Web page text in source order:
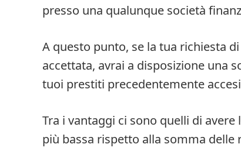
presso una qualunque società
A questo punto, se la tua richiesta
accettata, avrai a disposizione una
tuoi prestiti precedentemente
Tra i vantaggi ci sono quelli di
più bassa rispetto alla somma delle